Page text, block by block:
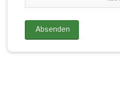
Absenden